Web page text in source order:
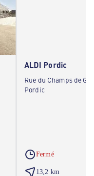
ALDI Pordic
Rue du Champs de
Pordic
Fermé
13,2 km